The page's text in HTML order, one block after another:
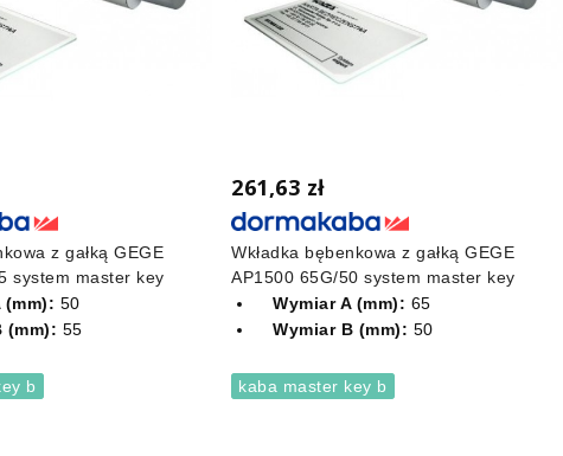
z gałką GEGE
system master key
(mm): 50
(mm): 55
b
261,63 zł
Wkładka bębenkowa z gałką GEGE
AP1500 65G/50 system master key
Wymiar A (mm): 65
Wymiar B (mm): 50
kaba master key b